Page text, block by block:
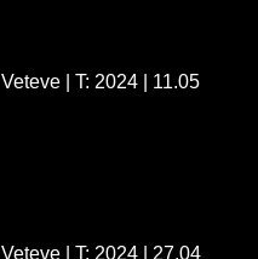
Veteve | T: 2024 | 11.05
Veteve | T: 2024 | 27.04